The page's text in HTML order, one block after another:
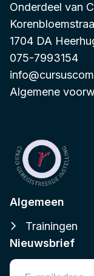
Onderdeel van
1704 DA
075-7993154
Algemene
Algemeen
Trainingen
Nieuwsbrief